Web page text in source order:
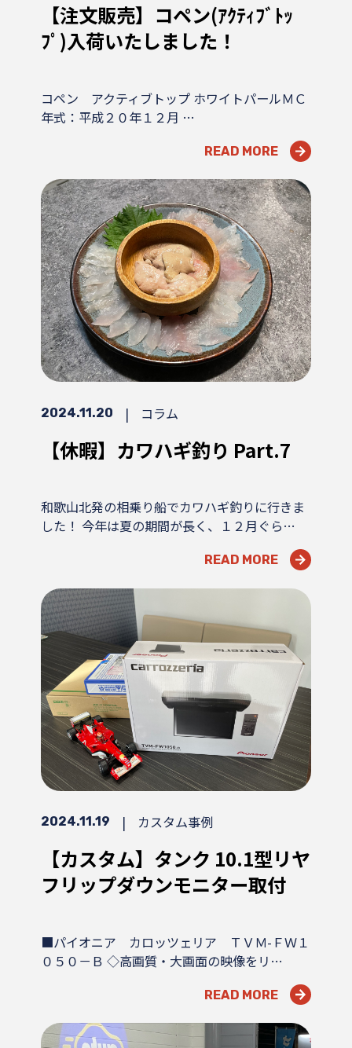
【注文販売】コペン(ｱｸﾃｨﾌﾞﾄｯ
ﾌﾟ)入荷いたしました！
コペン アクティブトップ ホワイトパールＭＣ
年式：平成２０年１２月 …
READ MORE
2024.11.20 | コラム
【休暇】カワハギ釣り Part.7
和歌山北発の相乗り船でカワハギ釣りに行きま
した！ 今年は夏の期間が長く、１２月ぐら…
READ MORE
2024.11.19 | カスタム事例
【カスタム】タンク 10.1型リヤ
フリップダウンモニター取付
■パイオニア カロッツェリア ＴＶＭ-ＦＷ１
０５０－Ｂ ◇高画質・大画面の映像をリ…
READ MORE